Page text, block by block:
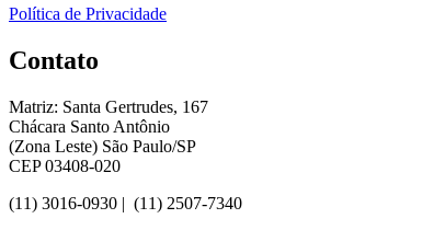
Política de Privacidade
Contato
Matriz: Santa Gertrudes, 167
Chácara Santo Antônio
(Zona Leste) São Paulo/SP
CEP 03408-020
(11) 3016-0930​ | (11) 2507-7340